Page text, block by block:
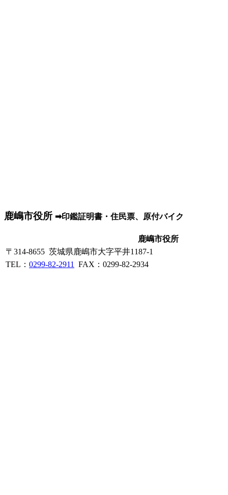
鹿嶋市役所 ➡印鑑証明書・住民票、原付バイク
鹿嶋市役所
〒314-8655 茨城県鹿嶋市大字平井1187-1
TEL： 0299-82-2911 FAX：0299-82-2934